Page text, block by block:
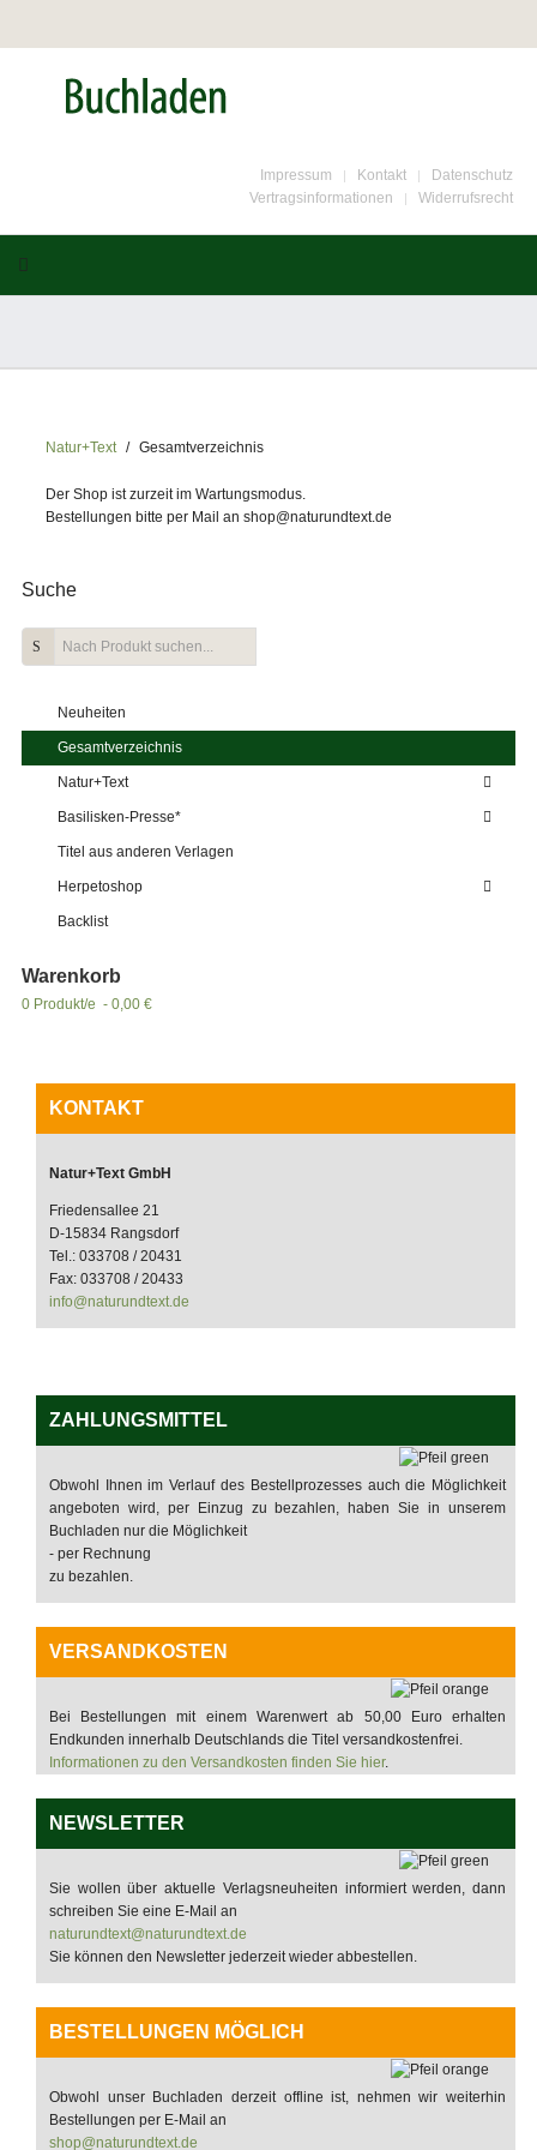
Impressum Kontakt
Datenschutz
Vertragsinformationen
Widerrufsrecht
Natur+Text Gesamtverzeichnis
Der Shop ist zurzeit im Wartungsmodus.
Bestellungen bitte per Mail an shop@naturundtext.de
Suche
Neuheiten
Gesamtverzeichnis
Natur+Text
Basilisken-Presse*
Titel aus anderen Verlagen
Herpetoshop
Backlist
Warenkorb
0 Produkt/e - 0,00 €
KONTAKT
Natur+Text GmbH
Friedensallee 21
D-15834 Rangsdorf
Tel.: 033708 / 20431
Fax: 033708 / 20433
info@naturundtext.de
ZAHLUNGSMITTEL
Obwohl Ihnen im Verlauf des Bestellprozesses auch die Möglichkeit
angeboten wird, per Einzug zu bezahlen, haben Sie in unserem
Buchladen nur die Möglichkeit
- per Rechnung
zu bezahlen.
VERSANDKOSTEN
Bei Bestellungen mit einem Warenwert ab 50,00 Euro erhalten
Endkunden innerhalb Deutschlands die Titel versandkostenfrei.
Informationen zu den Versandkosten finden Sie hier.
NEWSLETTER
Sie wollen über aktuelle Verlagsneuheiten informiert werden, dann
schreiben Sie eine E-Mail an
naturundtext@naturundtext.de
Sie können den Newsletter jederzeit wieder abbestellen.
BESTELLUNGEN MÖGLICH
Obwohl unser Buchladen derzeit offline ist, nehmen wir weiterhin
Bestellungen per E-Mail an
shop@naturundtext.de